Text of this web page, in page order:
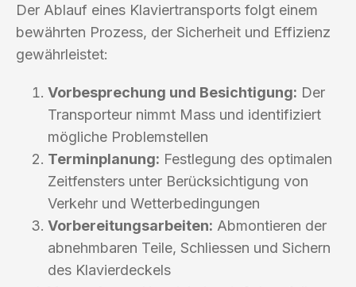
Der Ablauf eines Klaviertransports folgt einem
bewährten Prozess, der Sicherheit und Effizienz
gewährleistet:
Vorbesprechung und Besichtigung: Der
Transporteur nimmt Mass und identifiziert
mögliche Problemstellen
Terminplanung: Festlegung des optimalen
Zeitfensters unter Berücksichtigung von
Verkehr und Wetterbedingungen
Vorbereitungsarbeiten: Abmontieren der
abnehmbaren Teile, Schliessen und Sichern
des Klavierdeckels